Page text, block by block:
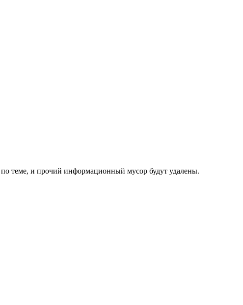
теме, и прочий информационный мусор будут удалены.